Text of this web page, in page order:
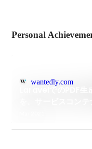
Personal
wantedly.com